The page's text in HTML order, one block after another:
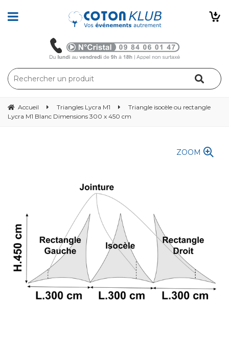
Accueil Triangles Lycra M1
Triangle isocèle ou rectangle
Lycra M1 Blanc Dimensions 300 x 450 cm
ZOOM